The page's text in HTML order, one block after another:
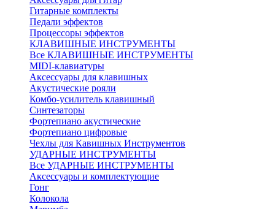
Гитарные комплекты
Педали эффектов
Процессоры эффектов
КЛАВИШНЫЕ ИНСТРУМЕНТЫ
Все КЛАВИШНЫЕ ИНСТРУМЕНТЫ
MIDI-клавиатуры
Аксессуары для клавишных
Акустические рояли
Комбо-усилитель клавишный
Синтезаторы
Фортепиано акустические
Фортепиано цифровые
Чехлы для Кавишных Инструментов
УДАРНЫЕ ИНСТРУМЕНТЫ
Все УДАРНЫЕ ИНСТРУМЕНТЫ
Аксессуары и комплектующие
Гонг
Колокола